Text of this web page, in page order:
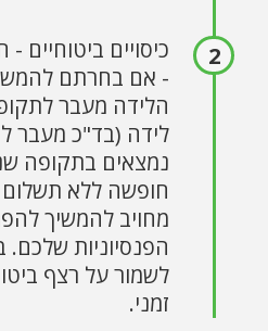
כיסויים
- אם בחרתם
הלידה מעבר
נמצאים בתקופה
חופשה ללא תשלום
מחויב להמשיך
הפנסיוניות
לשמור על רצף
זמני.